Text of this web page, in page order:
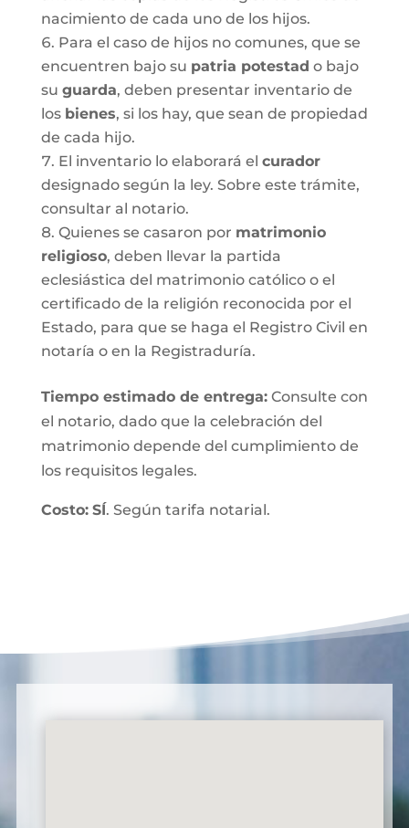
nacimiento de cada uno de los hijos.
Para el caso de hijos no comunes, que se
encuentren bajo su patria potestad o bajo
su guarda, deben presentar inventario de
los bienes, si los hay, que sean de propiedad
de cada hijo.
El inventario lo elaborará el curador
designado según la ley. Sobre este trámite,
consultar al notario.
Quienes se casaron por matrimonio
religioso, deben llevar la partida
eclesiástica del matrimonio católico o el
certificado de la religión reconocida por el
Estado, para que se haga el Registro Civil en
notaría o en la Registraduría.
Tiempo estimado de entrega:Consulte con
el notario, dado que la celebración del
matrimonio depende del cumplimiento de
los requisitos legales.
Costo: SÍ. Según tarifa notarial.